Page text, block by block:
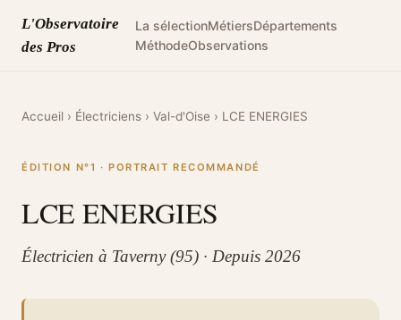
L'Observatoire
des Pros
La sélectionMétiersDépartements
MéthodeObservations
Accueil › Électriciens › Val-d'Oise › LCE ENERGIES
ÉDITION N°1 · PORTRAIT RECOMMANDÉ
LCE ENERGIES
Électricien à Taverny (95) · Depuis 2026